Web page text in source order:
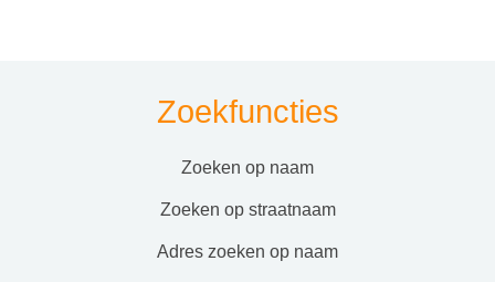
Zoekfuncties
zoeken op naam
zoeken op straatnaam
adres zoeken op naam